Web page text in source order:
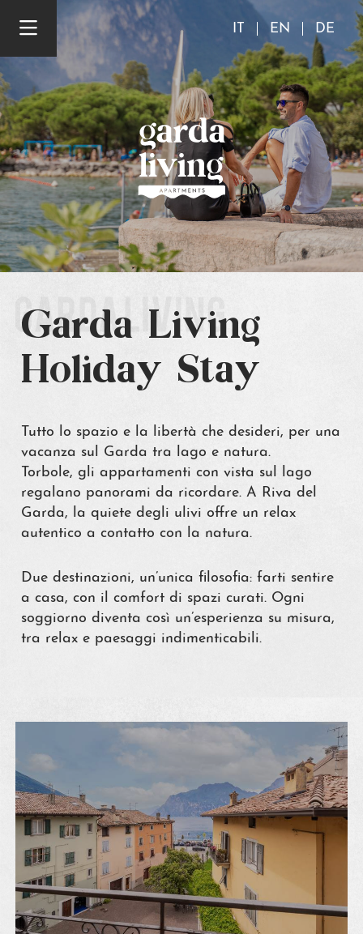
EN DE
Garda Living
Holiday Stay
Tutto lo spazio e la libertà che desideri, per una
vacanza sul Garda tra lago e natura.
Torbole, gli appartamenti con vista sul lago
regalano panorami da ricordare. A Riva del
Garda, la quiete degli ulivi offre un relax
autentico a contatto con la natura.
Due destinazioni, un’unica filosofia: farti sentire
a casa, con il comfort di spazi curati. Ogni
soggiorno diventa così un’esperienza su misura,
tra relax e paesaggi indimenticabili.